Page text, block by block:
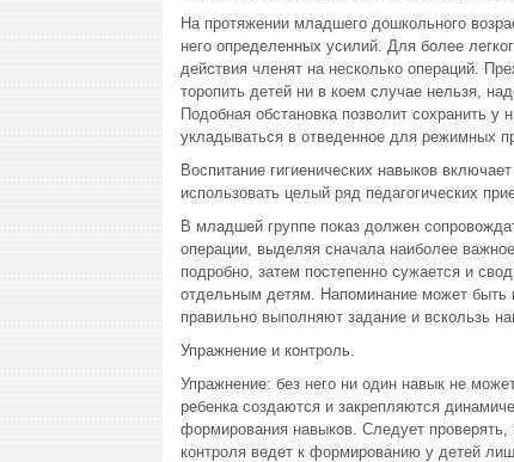
На протяжении младшего дошкольного
него определенных усилий. Для более
действия членят на несколько операций.
торопить детей ни в коем случае нельзя,
Подобная обстановка позволит сохранить
укладываться в отведенное для режимных
Воспитание гигиенических навыков
использовать целый ряд педагогических
В младшей группе показ должен
операции, выделяя сначала наиболее
подробно, затем постепенно сужается и
отдельным детям. Напоминание может быть
правильно выполняют задание и вскользь
Упражнение и контроль.
Упражнение: без него ни один навык не
ребенка создаются и закрепляются
формирования навыков. Следует
контроля ведет к формированию у детей